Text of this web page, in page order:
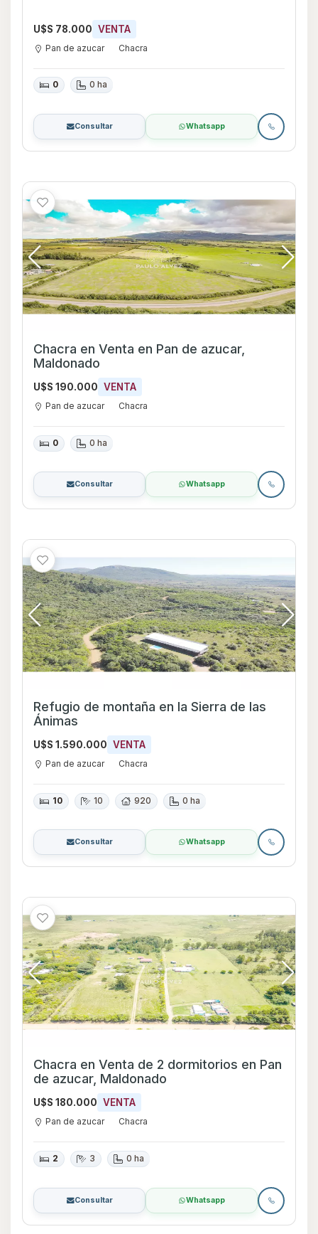
U$S 78.000 VENTA
Pan de azucar Chacra
0 0 ha
Consultar Whatsapp
Chacra en Venta en Pan de azucar,
Maldonado
U$S 190.000 VENTA
Pan de azucar Chacra
0 0 ha
Consultar Whatsapp
Refugio de montaña en la Sierra de las
Ánimas
U$S 1.590.000 VENTA
Pan de azucar Chacra
10 10 920 0 ha
Consultar Whatsapp
Chacra en Venta de 2 dormitorios en Pan
de azucar, Maldonado
U$S 180.000 VENTA
Pan de azucar Chacra
2 3 0 ha
Consultar Whatsapp